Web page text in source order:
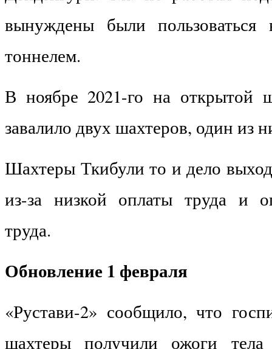
вынуждены были пользоваться
тоннелем.
В ноябре 2021-го на открытой
завалило двух шахтеров, один из
Шахтеры Ткибули то и дело
из-за низкой оплаты труда и
труда.
Обновление 1 февраля
«Рустави-2» сообщило, что
шахтеры получили ожоги